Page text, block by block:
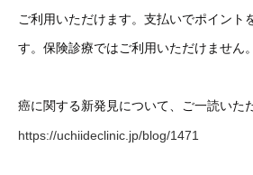
ご利用いただけます。支払いでポイント
す。保険診療ではご利用いただけません。
癌に関する新発見について、ご一読いた
https://uchiideclinic.jp/blog/1471